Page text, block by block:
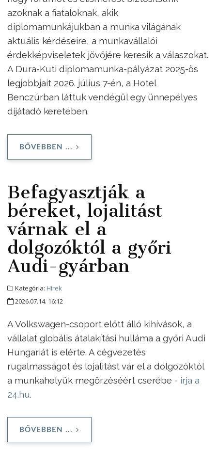
azoknak a fiataloknak, akik
diplomamunkájukban a munka világának
aktuális kérdéseire, a munkavállalói
érdekképviseletek jövőjére keresik a válaszokat.
A Dura-Kuti diplomamunka-pályázat 2025-ös
legjobbjait 2026. július 7-én, a Hotel
Benczúrban láttuk vendégül egy ünnepélyes
díjátadó keretében.
BŐVEBBEN ...
Befagyasztják a
béreket, lojalitást
várnak el a
dolgozóktól a győri
Audi-gyárban
Kategória: Hírek
2026.07.14. 16:12
A Volkswagen-csoport előtt álló kihívások, a
vállalat globális átalakítási hulláma a győri Audi
Hungariát is elérte. A cégvezetés
rugalmasságot és lojalitást vár el a dolgozóktól
a munkahelyük megőrzéséért cserébe - írja a
24.hu.
BŐVEBBEN ...